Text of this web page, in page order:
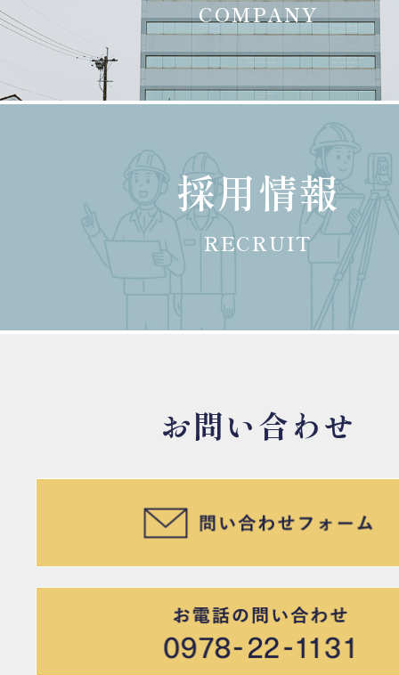
COMPANY
採用情報
RECRUIT
お問い合わせ